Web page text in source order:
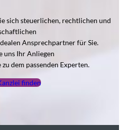
sich steuerlichen, rechtlichen und
Ansprechpartner für Sie.
uns Ihr Anliegen
dem passenden Experten.
finden